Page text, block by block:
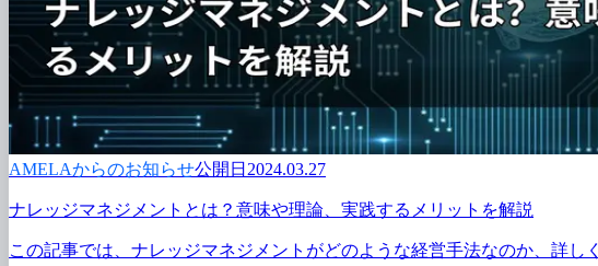
AMELAからのお知らせ公開日2024.03.27
ナレッジマネジメントとは？ 意味や理論、 実践する メリットを解説
この記事では、 ナレッジマネジメントがどのような経営手法なのか、 詳しく